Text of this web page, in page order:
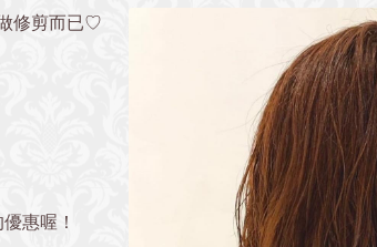
修剪而已♡
惠喔！